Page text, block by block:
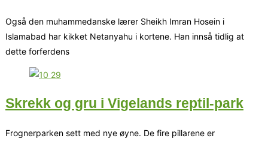
Også den muhammedanske lærer Sheikh Imran Hosein i
Islamabad har kikket Netanyahu i kortene. Han innså tidlig at
dette forferdens
Skrekk og gru i Vigelands reptil-park
Frognerparken sett med nye øyne. De fire pillarene er